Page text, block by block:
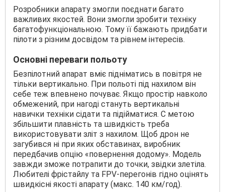
Розробники апарату змогли поєднати багато
важливих якостей. Вони змогли зробити техніку
багатофункціональною. Тому її бажають придбати
пілоти з різним досвідом та рівнем інтересів.
Основні переваги польоту
Безпілотний апарат вміє підніматись в повітря не
тільки вертикально. При польоті під нахилом він
себе теж впевнено почуває. Якщо простір навколо
обмежений, при нагоді стануть вертикальні
навички техніки сідати та підійматися. С метою
збільшити плавність та швидкість треба
використовувати зліт з нахилом. Щоб дрон не
загубився ні при яких обставинах, виробник
передбачив опцію «повернення додому». Модель
завжди зможе потрапити до точки, звідки злетіла.
Любителі фрістайлу та FPV-перегонів гідно оцінять
швидкісні якості апарату (макс. 140 км/год).